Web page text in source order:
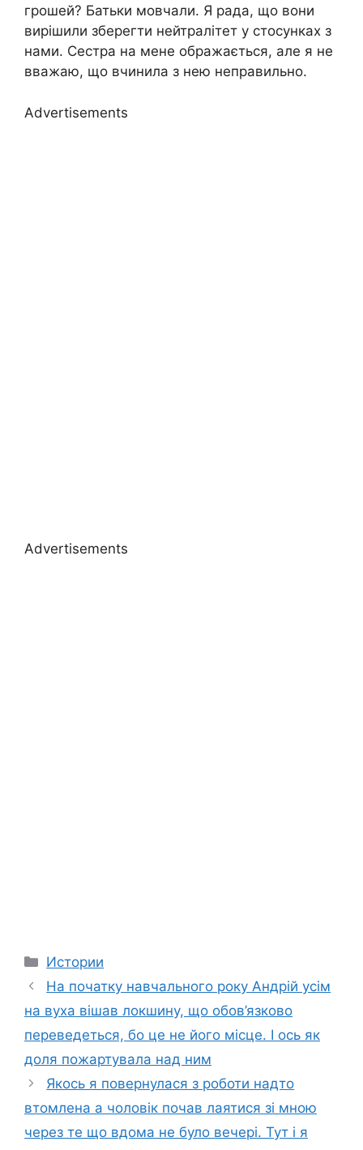
грошей? Батьки мовчали. Я рада, що вони
вирішили зберегти нейтралітет у стосунках з
нами. Сестра на мене ображається, але я не
вважаю, що вчинила з нею неправильно.
Advertisements
Advertisements
Categories
Истории
На початку навчального року Андрій усім
на вуха вішав локшину, що обов’язково
переведеться, бо це не його місце. І ось як
доля пожартувала над ним
Якось я повернулася з роботи надто
втомлена а чоловік почав лаятися зі мною
через те що вдома не було вечері. Тут і я